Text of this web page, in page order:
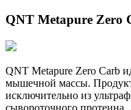
QNT Metapure Zero
QNT Metapure Zero Carb
мышечной массы.
исключительно из
сывороточного протеина,